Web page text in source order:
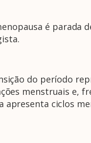
é parada
do período
menstruais e,
apresenta ciclos